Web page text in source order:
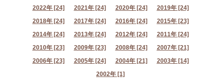
2022年 [24]
2021年 [24] 2020年 [24]
2019年 [24]
2018年 [24]
2017年 [24] 2016年 [24]
2015年 [23]
2014年 [24]
2013年 [24] 2012年 [24]
2011年 [24]
2010年 [23]
2009年 [23] 2008年 [24]
2007年 [21]
2006年 [23]
2005年 [24] 2004年 [21]
2003年 [14]
2002年 [1]